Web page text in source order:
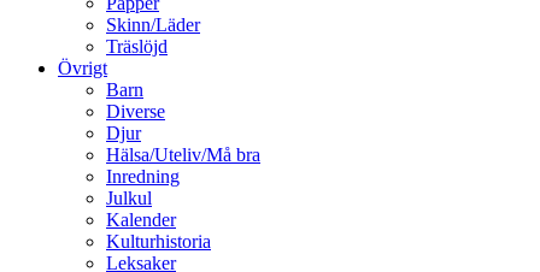
Skinn/Läder
Träslöjd
Övrigt
Barn
Diverse
Djur
Hälsa/Uteliv/Må bra
Inredning
Julkul
Kalender
Kulturhistoria
Leksaker